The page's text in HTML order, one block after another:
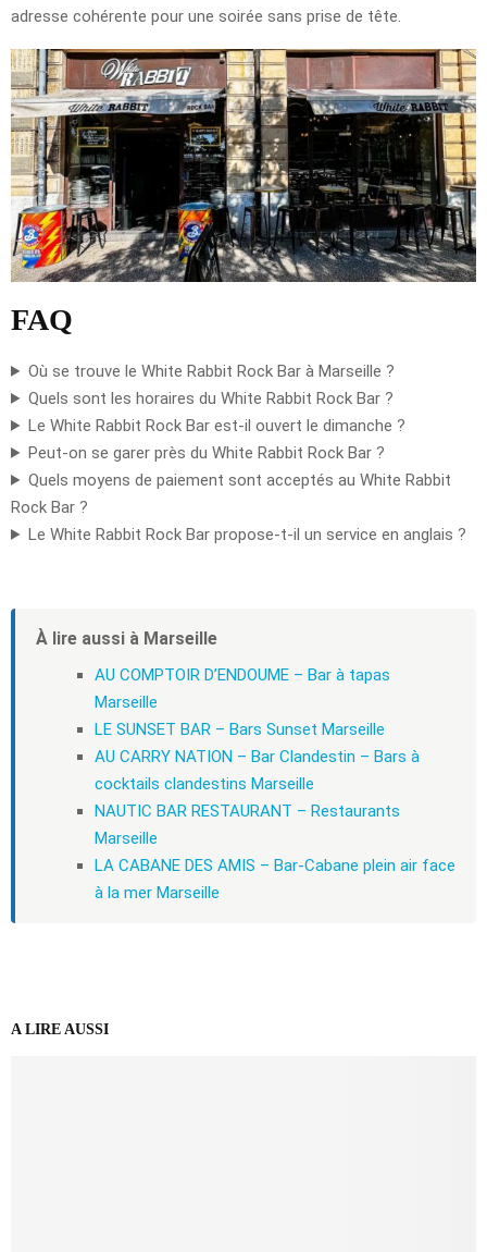
adresse cohérente pour une soirée sans prise de tête.
FAQ
Où se trouve le White Rabbit Rock Bar à Marseille ?
Quels sont les horaires du White Rabbit Rock Bar ?
Le White Rabbit Rock Bar est-il ouvert le dimanche ?
Peut-on se garer près du White Rabbit Rock Bar ?
Quels moyens de paiement sont acceptés au White Rabbit
Rock Bar ?
Le White Rabbit Rock Bar propose-t-il un service en anglais ?
À lire aussi à Marseille
AU COMPTOIR D’ENDOUME – Bar à tapas
Marseille
LE SUNSET BAR – Bars Sunset Marseille
AU CARRY NATION – Bar Clandestin – Bars à
cocktails clandestins Marseille
NAUTIC BAR RESTAURANT – Restaurants
Marseille
LA CABANE DES AMIS – Bar-Cabane plein air face
à la mer Marseille
A LIRE AUSSI